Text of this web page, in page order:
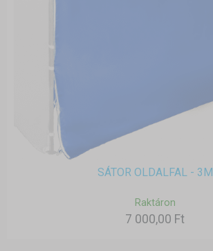
SÁTOR OLDALFAL - 3M
Raktáron
7 000,00 Ft